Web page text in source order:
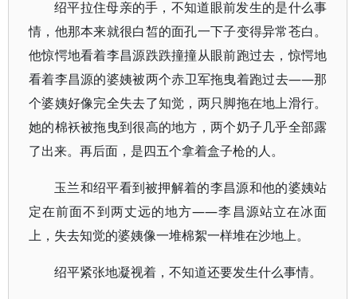
绍平拉住母亲的手，不知道眼前发生的是什么事
情，他那本来就很白皙的面孔一下子变得异常苍白。
他惊愕地看着李昌源跌跌撞撞从眼前跑过去，惊愕地
看着李昌源的婆姨被两个赤卫军拖曳着跑过去——那
个婆姨好像完全失去了知觉，两只脚拖在地上滑行。
她的棉袄被拖曳到很高的地方，两个奶子几乎全部露
了出来。再后面，是四五个拿着盒子枪的人。
玉兰和绍平看到被押解着的李昌源和他的婆姨站
定在前面不到两丈远的地方——李昌源站立在冰面
上，失去知觉的婆姨像一堆棉絮一样堆在沙地上。
绍平紧张地凝视着，不知道还要发生什么事情。